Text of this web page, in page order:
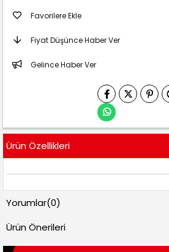
Favorilere Ekle
Fiyat Düşünce Haber Ver
Gelince Haber Ver
Ürün Özellikleri
Yorumlar(0)
Ürün Önerileri